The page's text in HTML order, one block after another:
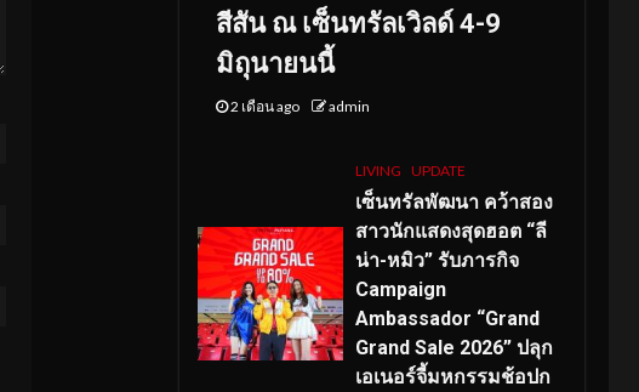
สีสัน ณ เซ็นทรัลเวิลด์ 4-9
มิถุนายนนี้
2 เดือน ago admin
LIVING UPDATE
เซ็นทรัลพัฒนา คว้าสอง
สาวนักแสดงสุดฮอต “ลี
น่า-หมิว” รับภารกิจ
Campaign
Ambassador “Grand
Grand Sale 2026” ปลุก
เอเนอร์จี้มหกรรมช้อปก